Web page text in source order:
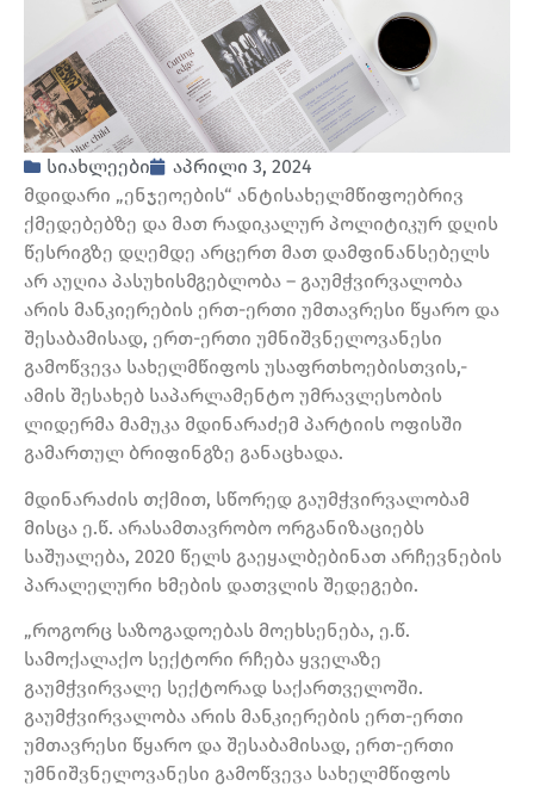
სიახლეები
აპრილი 3, 2024
მდიდარი „ენჯეოების“ ანტისახელმწიფოებრივ
ქმედებებზე და მათ რადიკალურ პოლიტიკურ დღის
წესრიგზე დღემდე არცერთ მათ დამფინანსებელს
არ აუღია პასუხისმგებლობა – გაუმჭვირვალობა
არის მანკიერების ერთ-ერთი უმთავრესი წყარო და
შესაბამისად, ერთ-ერთი უმნიშვნელოვანესი
გამოწვევა სახელმწიფოს უსაფრთხოებისთვის,-
ამის შესახებ საპარლამენტო უმრავლესობის
ლიდერმა მამუკა მდინარაძემ პარტიის ოფისში
გამართულ ბრიფინგზე განაცხადა.
მდინარაძის თქმით, სწორედ გაუმჭვირვალობამ
მისცა ე.წ. არასამთავრობო ორგანიზაციებს
საშუალება, 2020 წელს გაეყალბებინათ არჩევნების
პარალელური ხმების დათვლის შედეგები.
„როგორც საზოგადოებას მოეხსენება, ე.წ.
სამოქალაქო სექტორი რჩება ყველაზე
გაუმჭვირვალე სექტორად საქართველოში.
გაუმჭვირვალობა არის მანკიერების ერთ-ერთი
უმთავრესი წყარო და შესაბამისად, ერთ-ერთი
უმნიშვნელოვანესი გამოწვევა სახელმწიფოს